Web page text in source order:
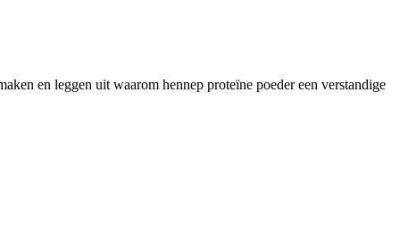
en leggen uit waarom hennep proteïne poeder een verstandige